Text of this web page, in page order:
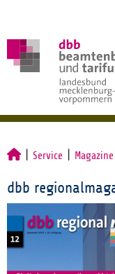
Service Magazine
dbb